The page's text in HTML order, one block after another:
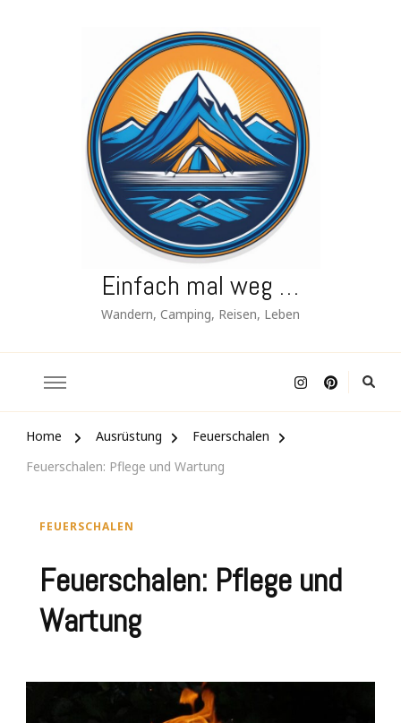
Einfach mal weg …
Wandern, Camping, Reisen, Leben
Home Ausrüstung
Feuerschalen
Feuerschalen: Pflege und Wartung
FEUERSCHALEN
Feuerschalen: Pflege und
Wartung